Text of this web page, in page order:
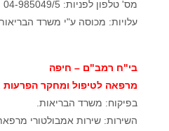
מס' טלפון לפניות: 04-985049/5
עלויות: מכוסה ע"י משרד
בי"ח רמב"ם – חיפה
מרפאה לטיפול ומחקר הפרעות
בפיקוח: משרד הבריאות.
השירות: שירות אמבולטורי